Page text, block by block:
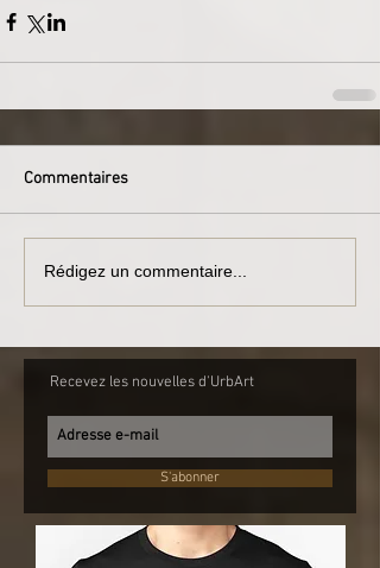
Commentaires
Rédigez un commentaire...
Recevez les nouvelles d'UrbArt
S'abonner